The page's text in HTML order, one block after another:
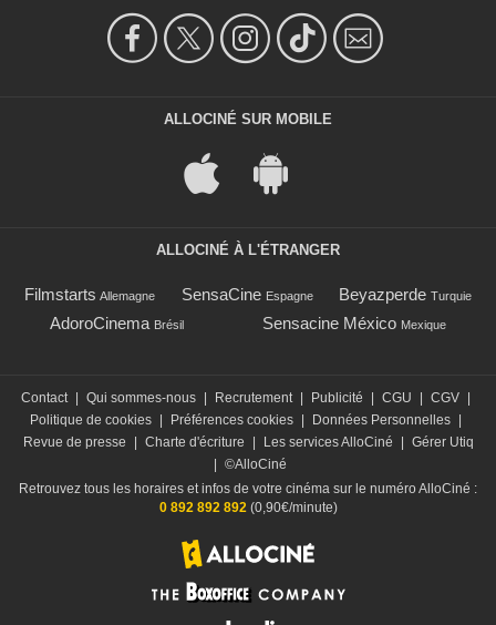
ALLOCINÉ SUR MOBILE
ALLOCINÉ À L'ÉTRANGER
Filmstarts Allemagne SensaCine Espagne Beyazperde Turquie
AdoroCinema Brésil Sensacine México Mexique
Contact Qui sommes-nous Recrutement Publicité CGU CGV
Politique de cookies
Préférences cookies Données Personnelles
Revue de presse
Charte d'écriture Les services AlloCiné
Gérer Utiq
©AlloCiné
Retrouvez tous les horaires et infos de votre cinéma sur le numéro AlloCiné :
0 892 892 892(0,90€/minute)